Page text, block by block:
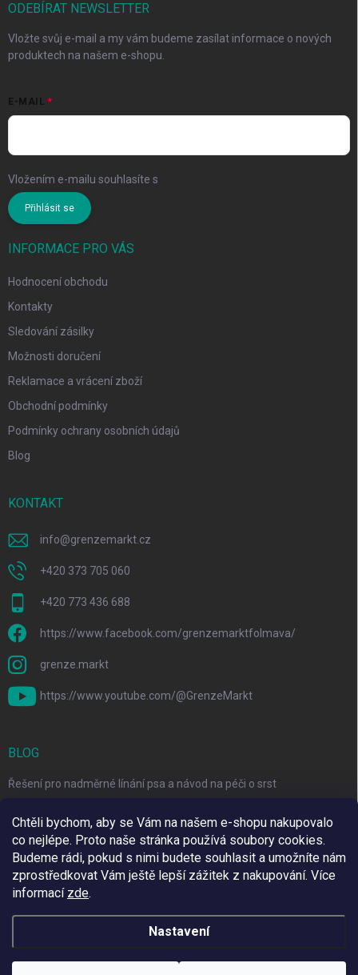
Chtěli bychom, aby se Vám na našem e-shopu nakupovalo
co nejlépe. Proto naše stránka používá soubory cookies.
Budeme rádi, pokud s nimi budete souhlasit a umožníte nám
zprostředkovat Vám ještě lepší zážitek z nakupování. Více
informací zde.
Nastavení
ODEBÍRAT NEWSLETTER
Vložte svůj e-mail a my vám budeme zasílat informace o nových
produktech na našem e-shopu.
E-MAIL
Vložením e-mailu souhlasíte s
Přihlásit se
INFORMACE PRO VÁS
Hodnocení obchodu
Kontakty
Sledování zásilky
Možnosti doručení
Reklamace a vrácení zboží
Obchodní podmínky
Podmínky ochrany osobních údajů
Blog
KONTAKT
info@grenzemarkt.cz
+420 373 705 060
+420 773 436 688
https://www.facebook.com/grenzemarktfolmava/
grenze.markt
https://www.youtube.com/@GrenzeMarkt
BLOG
Řešení pro nadměrné línání psa a návod na péči o srst
Top 6 značek pro domácí mazlíčky za skvělé ceny
Copyright 2026Grenze Markt Online. Všechna práva vyhrazena.Upravit